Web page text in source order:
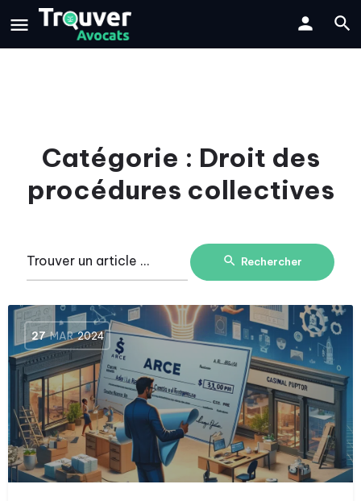
Catégorie : Droit des
procédures collectives
Rechercher
27 MAR 2024